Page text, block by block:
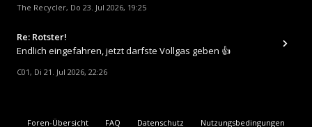
The Recycler, Do 23. Jul 2026, 19:25
Re: Rotster!
Endlich eingefahren, jetzt darfste Vollgas geben 👍
C01, Di 21. Jul 2026, 22:26
Foren-Übersicht FAQ Datenschutz Nutzungsbedingungen